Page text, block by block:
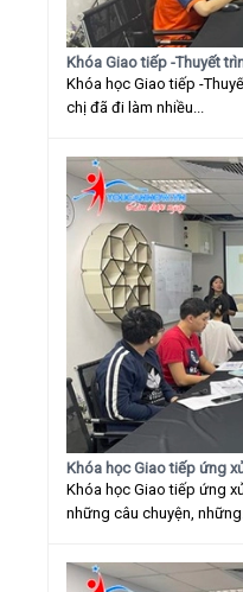
Khóa Giao tiếp -Thuyết
Khóa học Giao tiếp -
chị đã đi làm nhiều...
Khóa học Giao tiếp ứng
Khóa học Giao tiếp ứng
những câu chuyện,